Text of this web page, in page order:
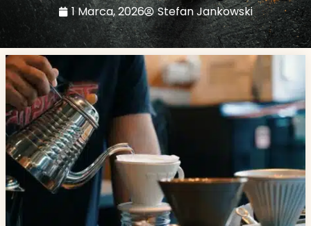
1 Marca, 2026 Stefan Jankowski